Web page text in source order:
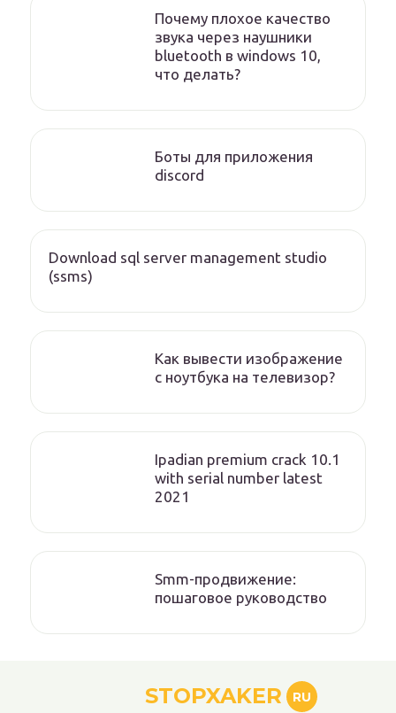
Почему плохое качество
звука через наушники
bluetooth в windows 10,
что делать?
Боты для приложения
discord
Download sql server management studio
(ssms)
Как вывести изображение
с ноутбука на телевизор?
Ipadian premium crack 10.1
with serial number latest
2021
Smm-продвижение:
пошаговое руководство
STOPXAKER RU